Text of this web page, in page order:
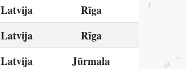
Latvija
Rīga
Latvija
Rīga
Latvija
Jūrmala